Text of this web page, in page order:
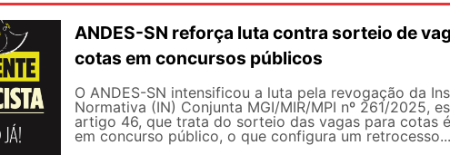
ANDES-SN reforça luta contra sorteio de
cotas em concursos públicos
O ANDES-SN intensificou a luta pela revogação da
Normativa (IN) Conjunta MGI/MIR/MPI nº 261/2025,
artigo 46, que trata do sorteio das vagas para cotas
em concurso público, o que configura um retrocesso...